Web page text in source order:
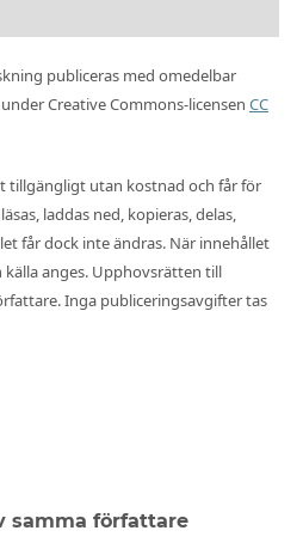
publiceras med omedelbar
Creative Commons-licensen CC
tillgängligt utan kostnad och får för
laddas ned, kopieras, delas,
får dock inte ändras. När innehållet
anges. Upphovsrätten till
Inga publiceringsavgifter tas
samma författare